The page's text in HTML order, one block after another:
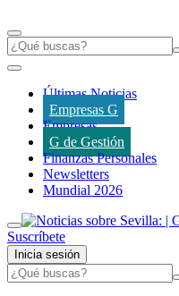
Últimas Noticias
Empresas G
Empresas
G de Gestión
Finanzas Personales
Newsletters
Mundial 2026
Suscríbete
Inicia sesión